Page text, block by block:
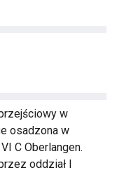
w
osadzona w
C Oberlangen.
oddział I